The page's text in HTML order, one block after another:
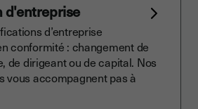
d'entreprise
d’entreprise
conformité : changement de
de dirigeant ou de capital. Nos
vous accompagnent pas à